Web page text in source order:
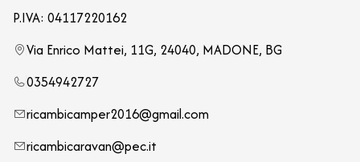
P.IVA: 04117220162
Via Enrico Mattei, 11G, 24040, MADONE, BG
0354942727
ricambicamper2016@gmail.com
ricambicaravan@pec.it